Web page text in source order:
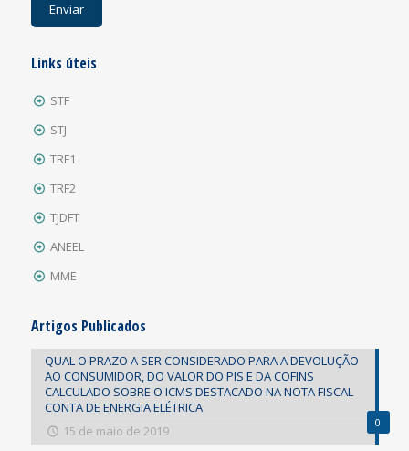
Links úteis
STF
STJ
TRF1
TRF2
TJDFT
ANEEL
MME
Artigos Publicados
0
QUAL O PRAZO A SER CONSIDERADO PARA A DEVOLUÇÃO
AO CONSUMIDOR, DO VALOR DO PIS E DA COFINS
CALCULADO SOBRE O ICMS DESTACADO NA NOTA FISCAL
CONTA DE ENERGIA ELÉTRICA
15 de maio de 2019